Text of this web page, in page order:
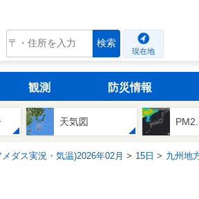
tenki.jp 検索
現在地
観測 防災情報
天気図
ダス実況・気温)2026年02月 15日 九州地